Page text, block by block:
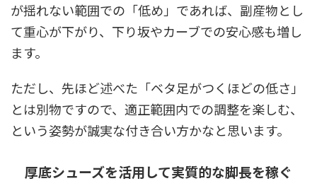
が揺れない範囲での「低め」であれば、副産物とし
て重心が下がり、下り坂やカーブでの安心感も増し
ます。
ただし、先ほど述べた「ベタ足がつくほどの低さ」
とは別物ですので、適正範囲内での調整を楽しむ、
という姿勢が誠実な付き合い方かなと思います。
厚底シューズを活用して実質的な脚長を稼ぐ